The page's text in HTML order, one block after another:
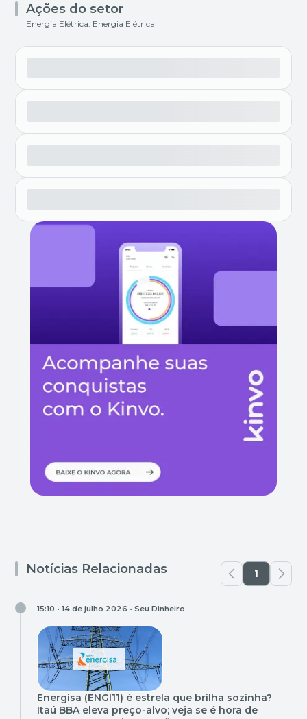
Ações do setor
Energia Elétrica: Energia Elétrica
Notícias Relacionadas 1
15:10 • 14 de julho 2026 • Seu Dinheiro
Energisa (ENGI11) é estrela que brilha sozinha?
Itaú BBA eleva preço-alvo; veja se é hora de